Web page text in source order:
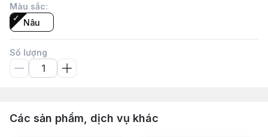
Màu sắc:
Nâu
Số lượng
Các sản phẩm, dịch vụ khác